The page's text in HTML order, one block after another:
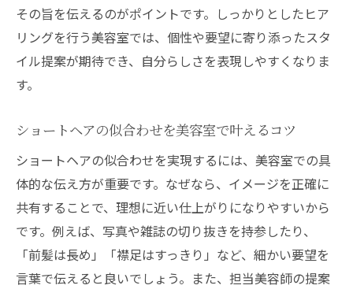
骨格診断を活かした美容室でのショートオ
ーダー
美容室で失敗しないショートカットのコツ
ショートヘア注文時の美容室とのコミュニ
ケーション
美容室でショートヘアを楽しむコツを紹介
ショートヘアの魅力を引き出す美容室での
工夫
美容室活用でショートヘアの再現性を高め
その旨を伝えるのがポイントです。しっかりとしたヒア
リングを行う美容室では、個性や要望に寄り添ったスタ
イル提案が期待でき、自分らしさを表現しやすくなりま
す。
ショートヘアの似合わせを美容室で叶えるコツ
ショートヘアの似合わせを実現するには、美容室での具
体的な伝え方が重要です。なぜなら、イメージを正確に
共有することで、理想に近い仕上がりになりやすいから
です。例えば、写真や雑誌の切り抜きを持参したり、
「前髪は長め」「襟足はすっきり」など、細かい要望を
言葉で伝えると良いでしょう。また、担当美容師の提案